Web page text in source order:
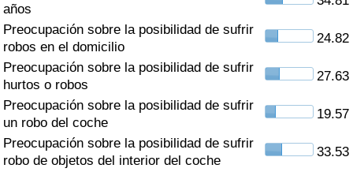
años
Preocupación sobre la posibilidad de sufrir
robos en el domicilio
24.82
Preocupación sobre la posibilidad de sufrir
hurtos o robos
27.63
Preocupación sobre la posibilidad de sufrir
un robo del coche
19.57
Preocupación sobre la posibilidad de sufrir
robo de objetos del interior del coche
33.53
Índice de criminalidad por país
Sanidad
Índice de Sanidad (Actual)
Índice de Sanidad